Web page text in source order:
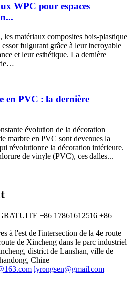
WPC pour espaces
les matériaux composites bois-plastique
fulgurant grâce à leur incroyable
et leur esthétique. La dernière
de…
en PVC : la dernière
évolution de la décoration
marbre en PVC sont devenues la
révolutionne la décoration intérieure.
de vinyle (PVC), ces dalles...
+86 17861612516 +86
à l'est de l'intersection de la 4e route
de Xincheng dans le parc industriel
district de Lanshan, ville de
Chine
lyrongsen@gmail.com